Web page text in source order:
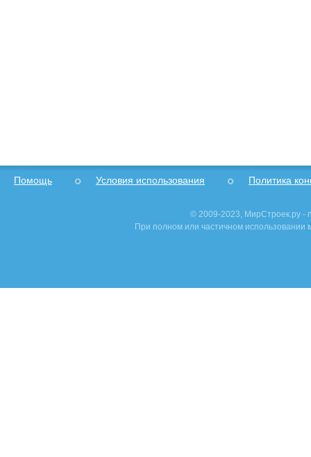
Помощь Условия использования Политика
© 2009-2023, МирСтроек.ру -
При полном или частичном использовании